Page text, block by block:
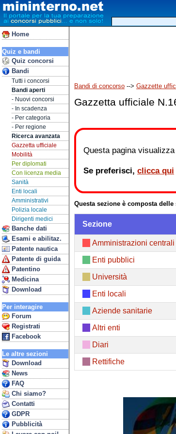
Home
Quiz e bandi
Quiz concorsi
Bandi
Tutti i concorsi
Bandi aperti
- Nuovi concorsi
- In scadenza
- Per categoria
- Per regione
Ricerca avanzata
Gazzetta ufficiale
Mobilità
Per diplomati
Con licenza media
Sanità
Enti locali
Amministrativi
Polizia locale
Dirigenti medici
Banche dati
Esami e abilitaz.
Patente nautica
Patente di guida
Patentino
Medicina
Download
Per interagire
Forum
Registrati
Facebook
Le altre sezioni
Download
News
FAQ
Chi siamo?
Contatti
GDPR
Pubblicità
Bandi di concorso --> Gazzette
Gazzetta ufficiale
Questa pagina
Se preferisci, clicca qui
Questa sezione è composta
Sezione
Amministrazioni centrali
Enti pubblici
Università
Enti locali
Aziende sanitarie
Altri enti
Diari
Rettifiche